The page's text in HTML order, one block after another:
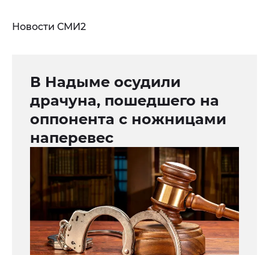
Новости СМИ2
В Надыме осудили
драчуна, пошедшего на
оппонента с ножницами
наперевес